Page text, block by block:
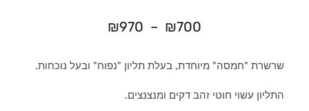
₪700
–
₪970
שרשרת "חמסה" מיוחדת, בעלת תליון "נפוח" ובעל נוכחות.
התליון עשוי חוטי זהב דקים ומנצנצים.